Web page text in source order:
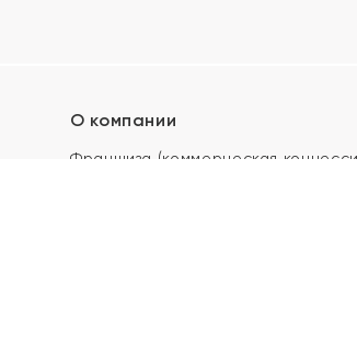
О компании
Франшиза (коммерческая